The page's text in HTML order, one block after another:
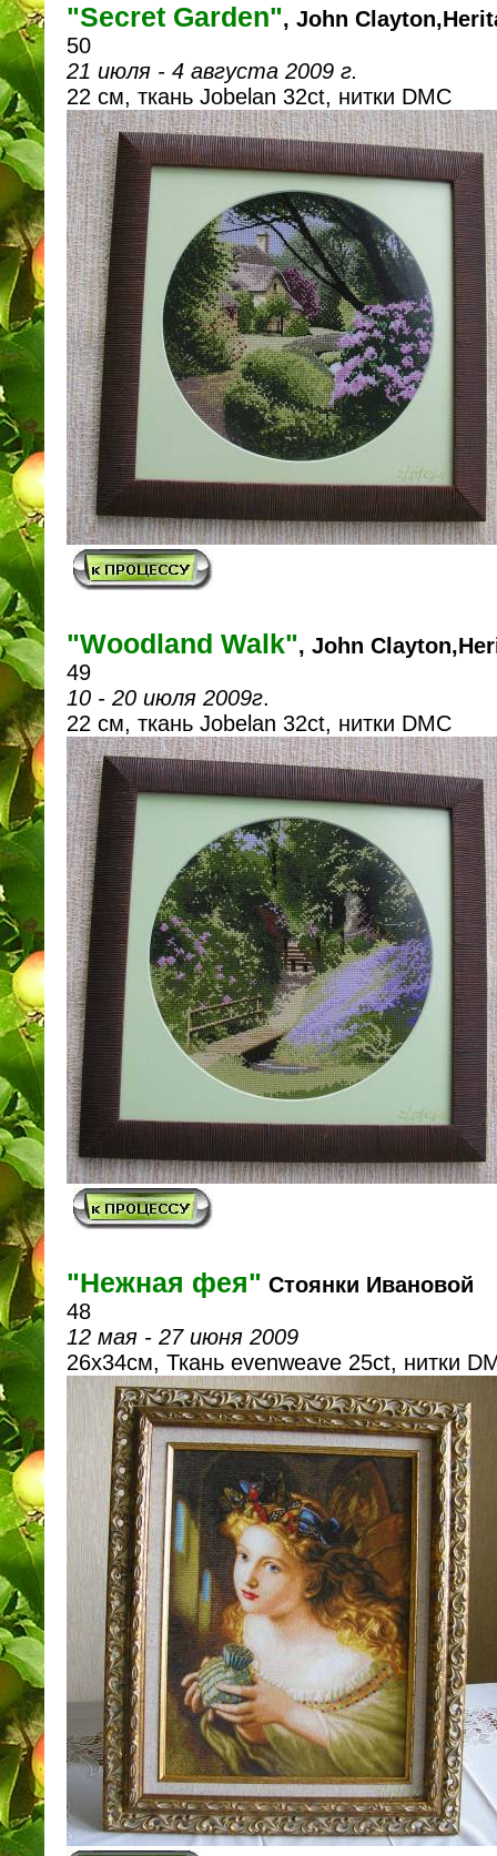
"Secret Garden", John
50
21 июля - 4 августа 2009 г.
22 см, ткань Jobelan 32ct, нитки DMC
"Woodland Walk", John
49
10 - 20 июля 2009г.
22 см, ткань Jobelan 32ct, нитки DMC
"Нежная фея" Стоянки Ивановой
48
12 мая - 27 июня 2009
26х34cм, Ткань evenweave 25ct, нитки